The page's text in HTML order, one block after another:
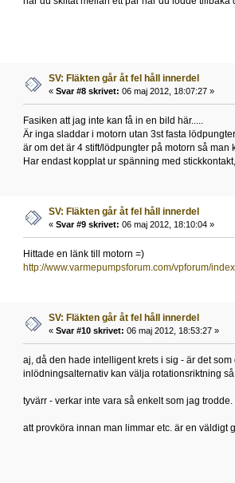
SV: Fläkten går åt fel håll innerdel
« Svar #8 skrivet: 06 maj 2012, 18:07:27 »
Fasiken att jag inte kan få in en bild här.....
Är inga sladdar i motorn utan 3st fasta
är om det är 4 stift/lödpungter på motorn så
Har endast kopplat ur spänning med
SV: Fläkten går åt fel håll innerdel
« Svar #9 skrivet: 06 maj 2012, 18:10:04 »
Hittade en länk till motorn =)
http://www.varmepumpsforum.com/vpforum/
SV: Fläkten går åt fel håll innerdel
« Svar #10 skrivet: 06 maj 2012, 18:53:27 »
aj, då den hade intelligent krets i sig - är det
inlödningsalternativ kan välja rotationsriktning
tyvärr - verkar inte vara så enkelt som jag trodde.
att provköra innan man limmar etc. är en väldigt